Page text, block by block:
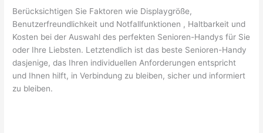
Berücksichtigen Sie Faktoren wie Displaygröße,
Benutzerfreundlichkeit und Notfallfunktionen , Haltbarkeit und
Kosten bei der Auswahl des perfekten Senioren-Handys für Sie
oder Ihre Liebsten. Letztendlich ist das beste Senioren-Handy
dasjenige, das Ihren individuellen Anforderungen entspricht
und Ihnen hilft, in Verbindung zu bleiben, sicher und informiert
zu bleiben.